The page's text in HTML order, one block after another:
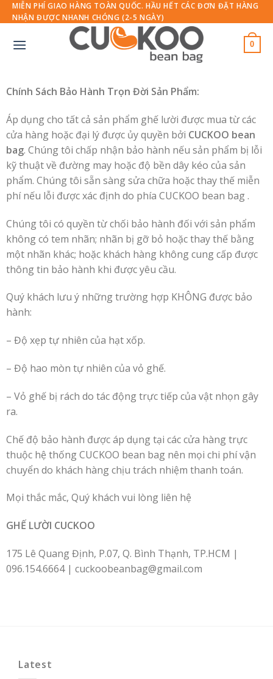
Skip
to
MIỄN PHÍ GIAO HÀNG TOÀN QUỐC. HẦU HẾT CÁC ĐƠN ĐẶT HÀNG
NHẬN ĐƯỢC NHANH CHÓNG (2-5 NGÀY)
0
Chính Sách Bảo Hành Trọn Đời Sản Phẩm:
Áp dụng cho tất cả sản phẩm ghế lười được mua từ các
cửa hàng hoặc đại lý được ủy quyền bởi CUCKOO bean
bag. Chúng tôi chấp nhận bảo hành nếu sản phẩm bị lỗi
kỹ thuật về đường may hoặc độ bền dây kéo của sản
phẩm. Chúng tôi sẵn sàng sửa chữa hoặc thay thế miễn
phí nếu lỗi được xác định do phía CUCKOO bean bag .
Chúng tôi có quyền từ chối bảo hành đối với sản phẩm
không có tem nhãn; nhãn bị gỡ bỏ hoặc thay thế bằng
một nhãn khác; hoặc khách hàng không cung cấp được
thông tin bảo hành khi được yêu cầu.
Quý khách lưu ý những trường hợp KHÔNG được bảo
hành:
– Độ xẹp tự nhiên của hạt xốp.
– Độ hao mòn tự nhiên của vỏ ghế.
– Vỏ ghế bị rách do tác động trực tiếp của vật nhọn gây
ra.
Chế độ bảo hành được áp dụng tại các cửa hàng trực
thuộc hệ thống CUCKOO bean bag nên mọi chi phí vận
chuyển do khách hàng chịu trách nhiệm thanh toán.
Mọi thắc mắc, Quý khách vui lòng liên hệ
GHẾ LƯỜI CUCKOO
175 Lê Quang Định, P.07, Q. Bình Thạnh, TP.HCM |
096.154.6664 | cuckoobeanbag@gmail.com
Latest